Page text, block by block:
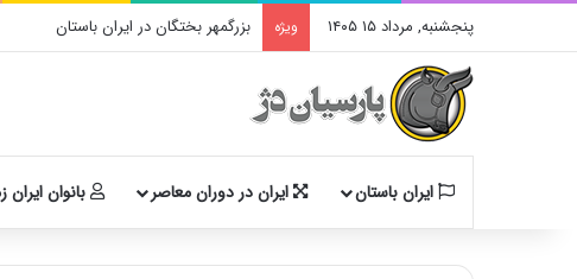
پنجشنبه, مرداد ۱۵ ۱۴۰۵ ویژه بزرگمهر بختگان در ایران باستان
ایران باستان ایران در دوران معاصر بانوان ایران